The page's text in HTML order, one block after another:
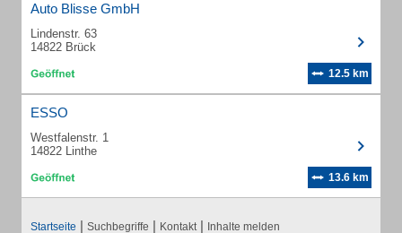
Auto Blisse GmbH
Lindenstr. 63
14822 Brück
12.5 km
ESSO
Westfalenstr. 1
14822 Linthe
13.6 km
Startseite | Suchbegriffe | Kontakt | Inhalte melden